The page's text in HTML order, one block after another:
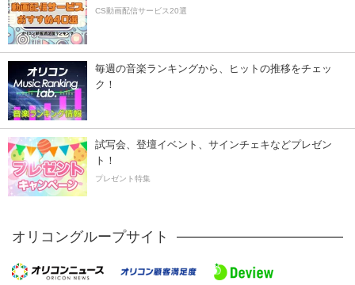
CS動画配信サービス20選
毎週の音楽ランキングから、ヒットの推移をチェッ
ク！
試写会、登壇イベント、サインチェキなどプレゼン
ト！
プレゼント特集
オリコングループサイト